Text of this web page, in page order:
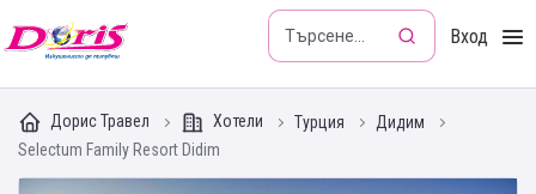
Doris - Изкушението да пътуваш Вход
Дорис Травел Хотели Турция
Дидим
Selectum Family Resort Didim